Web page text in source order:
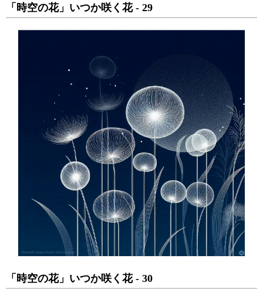
「時空の花」いつか咲く花 - 29
「時空の花」いつか咲く花 - 30